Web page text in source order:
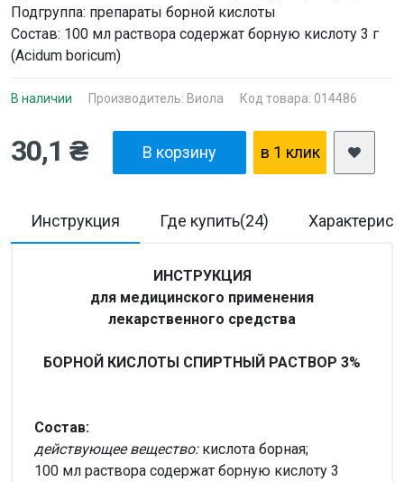
Подгруппа: препараты борной кислоты
Состав: 100 мл раствора содержат борную кислоту 3 г
(Acidum boricum)
В наличии Производитель: Виола Код товара: 014486
30,1 ₴ В корзину в 1 клик
Инструкция Где купить(24)
ИНСТРУКЦИЯ
для медицинского применения
лекарственного средства
БОРНОЙ КИСЛОТЫ СПИРТНЫЙ РАСТВОР 3%
Состав:
действующее вещество:кислота борная;
100 мл раствора содержат борную кислоту 3